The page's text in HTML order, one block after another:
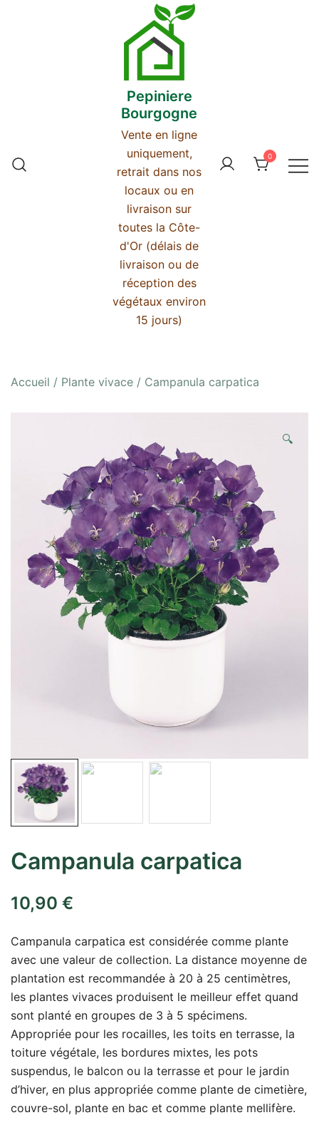
Pepiniere
Bourgogne
Vente en ligne
uniquement,
retrait dans nos
locaux ou en
livraison sur
toutes la Côte-
d'Or (délais de
livraison ou de
réception des
végétaux environ
15 jours)
0
Accueil / Plante vivace / Campanula carpatica
🔍
Campanula carpatica
10,90 €
Campanula carpatica est considérée comme plante
avec une valeur de collection. La distance moyenne de
plantation est recommandée à 20 à 25 centimètres,
les plantes vivaces produisent le meilleur effet quand
sont planté en groupes de 3 à 5 spécimens.
Appropriée pour les rocailles, les toits en terrasse, la
toiture végétale, les bordures mixtes, les pots
suspendus, le balcon ou la terrasse et pour le jardin
d’hiver, en plus appropriée comme plante de cimetière,
couvre-sol, plante en bac et comme plante mellifère.